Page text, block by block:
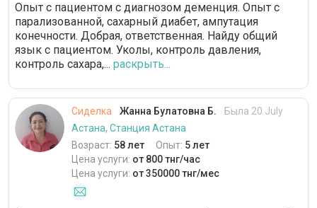
Опыт с пациентом с диагнозом деменция. Опыт с
парализованной, сахарный диабет, ампутация
конечности. Добрая, ответственная. Найду общий
язык с пациентом. Уколы, контроль давления,
контроль сахара,... раскрыть...
Сиделка Жанна Булатовна Б.
Была 20 July
Астана, Станция Астана
Возраст: 58 лет Опыт: 5 лет
Цена услуги: от 800 тнг/час
Цена услуги: от 350000 тнг/мес